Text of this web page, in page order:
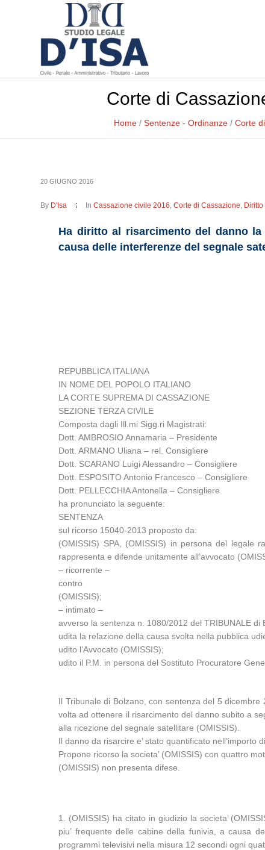
Corte di
Home / Sentenze - Ordinanze / Corte
20 GIUGNO 2016
By D'Isa InCassazione civile 2016,Corte di Cassazione,
Ha diritto al risarcimento del danno
causa delle interferenze del segnale
REPUBBLICA ITALIANA
IN NOME DEL POPOLO ITALIANO
LA CORTE SUPREMA DI CASSAZIONE
SEZIONE TERZA CIVILE
Composta dagli Ill.mi Sigg.ri Magistrati:
Dott. AMBROSIO Annamaria – Presidente
Dott. ARMANO Uliana – rel. Consigliere
Dott. SCARANO Luigi Alessandro – Consigliere
Dott. ESPOSITO Antonio Francesco – Consigliere
Dott. PELLECCHIA Antonella – Consigliere
ha pronunciato la seguente:
SENTENZA
sul ricorso 15040-2013 proposto da:
(OMISSIS) SPA, (OMISSIS) in persona del legale
rappresenta e difende unitamente all’avvocato
– ricorrente –
contro
(OMISSIS);
– intimato –
avverso la sentenza n. 1080/2012 del TRIBUNALE
udita la relazione della causa svolta nella pubblica
udito l’Avvocato (OMISSIS);
udito il P.M. in persona del Sostituto Procuratore
Il Tribunale di Bolzano, con sentenza del 5
volta ad ottenere il risarcimento del danno subito a
alla ricezione del segnale satellitare (OMISSIS).
Il danno da risarcire e’ stato quantificato nell’importo
Propone ricorso la societa’ (OMISSIS) con quattro
(OMISSIS) non presenta difese.
1. (OMISSIS) ha citato in giudizio la societa’
piu’ frequente delle cabine della funivia, a causa
programmi televisivi nella misura 12 secondi ogni